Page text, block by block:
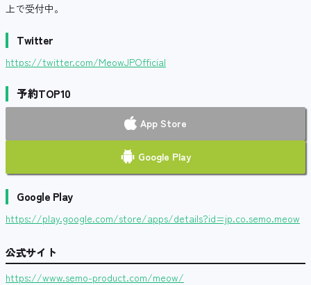
上で受付中。
Twitter
https://twitter.com/MeowJPOfficial
予約TOP10
App Store
Google Play
Google Play
https://play.google.com/store/apps/details?id=jp.co.semo.meow
公式サイト
https://www.semo-product.com/meow/